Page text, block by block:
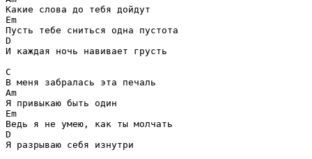
Em
D
И каждая ночь навивает грусть
C
Am
Em
D
Я разрываю себя изнутри